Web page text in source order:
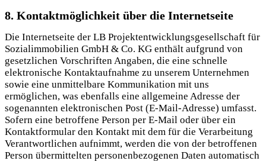
8. Kontaktmöglichkeit über die Internetseite
Die Internetseite der LB Projektentwicklungsgesellschaft für
Sozialimmobilien GmbH & Co. KG enthält aufgrund von
gesetzlichen Vorschriften Angaben, die eine schnelle
elektronische Kontaktaufnahme zu unserem Unternehmen
sowie eine unmittelbare Kommunikation mit uns
ermöglichen, was ebenfalls eine allgemeine Adresse der
sogenannten elektronischen Post (E-Mail-Adresse) umfasst.
Sofern eine betroffene Person per E-Mail oder über ein
Kontaktformular den Kontakt mit dem für die Verarbeitung
Verantwortlichen aufnimmt, werden die von der betroffenen
Person übermittelten personenbezogenen Daten automatisch